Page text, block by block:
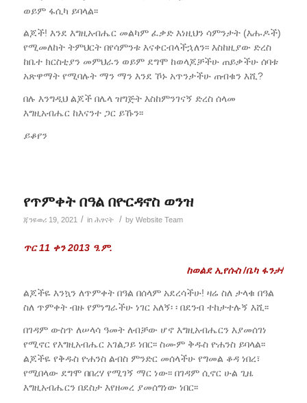
ወይም ፋሲካ ይባላል፡፡
ልጆች! እንደ እግዚአብሔር መልካም ፈቃድ እነዚህን ሳምንታት (እሑዶች)
የሚመለከት ትምህርት በየሳምንቱ እናቀርብላችኋለን፡፡ እስከዚያው ድረስ
ከቤተ ክርስቲያን መምህራን ወይም ደግሞ ከወላጆቻችሁ ጠይቃችሁ ሰባቱ
አጽዋማት የሚባሉት ማን ማን እንደ ኾኑ አጥንታችሁ ጠብቁን እሺ?
በሉ እንግዲህ ልጆች በሌላ ዝግጅት እስከምንገናኝ ድረስ ሰላመ
እግዚአብሔር ከእናንተ ጋር ይኹን፡፡
ይቆየን
የጥምቀት በዓል በዮርዳኖስ ወንዝ
ጃንዩወሪ 19, 2021 / in ሕፃናት / by Website Team
ጥር 11 ቀን2013ዓ.ም.
ከወልደ ኢየሱስ/ቤካ ፋንታ/
ልጆችዬ እንኳን ለጥምቀት በዓል በሰላም አደረሳችሁ! ዛሬ ስለ ታላቁ በዓል
ስለ ጥምቀት ብዙ የምነግራችሁ ነገር አለኝ፡ ፡ በደንብ ተከታተሉኝ እሺ፡፡
በገዳም ውስጥ ለሠላሳ ዓመት ለብቻው ሆኖ እግዚአብሔርን እያመሰገነ
የሚኖር የእግዚአብሔር አገልጋይ ነበር፡፡ ስሙም ቅዱስ ዮሐንስ ይባላል፡፡
ልጆችዬ የቅዱስ ዮሐንስ ልብስ ምንድር መሰላችሁ የግመል ቆዳ ነበረ፣
የሚበላው ደግሞ በበረሃ የሚገኝ ማር ነው፡፡ በገዳም ሲኖር ሁል ጊዜ
እግዚአብሔርን በደስታ እየዘመረ ያመሰግነው ነበር፡፡